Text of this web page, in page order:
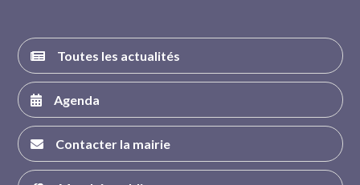
Toutes les actualités
Agenda
Contacter la mairie